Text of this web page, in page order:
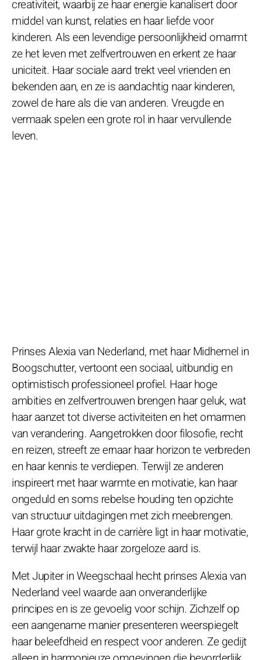
creativiteit, waarbij ze haar energie kanalisert door
middel van kunst, relaties en haar liefde voor
kinderen. Als een levendige persoonlijkheid omarmt
ze het leven met zelfvertrouwen en erkent ze haar
uniciteit. Haar sociale aard trekt veel vrienden en
bekenden aan, en ze is aandachtig naar kinderen,
zowel de hare als die van anderen. Vreugde en
vermaak spelen een grote rol in haar vervullende
leven.
Prinses Alexia van Nederland, met haar Midhemel in
Boogschutter, vertoont een sociaal, uitbundig en
optimistisch professioneel profiel. Haar hoge
ambities en zelfvertrouwen brengen haar geluk, wat
haar aanzet tot diverse activiteiten en het omarmen
van verandering. Aangetrokken door filosofie, recht
en reizen, streeft ze ernaar haar horizon te verbreden
en haar kennis te verdiepen. Terwijl ze anderen
inspireert met haar warmte en motivatie, kan haar
ongeduld en soms rebelse houding ten opzichte
van structuur uitdagingen met zich meebrengen.
Haar grote kracht in de carrière ligt in haar motivatie,
terwijl haar zwakte haar zorgeloze aard is.
Met Jupiter in Weegschaal hecht prinses Alexia van
Nederland veel waarde aan onveranderlijke
principes en is ze gevoelig voor schijn. Zichzelf op
een aangename manier presenteren weerspiegelt
haar beleefdheid en respect voor anderen. Ze gedijt